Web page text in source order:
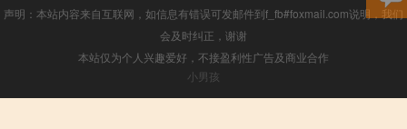
声明：本站内容来自互联网，如信息有错误可发邮件到f_fb#foxmail.com说明，我们
会及时纠正，谢谢
本站仅为个人兴趣爱好，不接盈利性广告及商业合作
小男孩